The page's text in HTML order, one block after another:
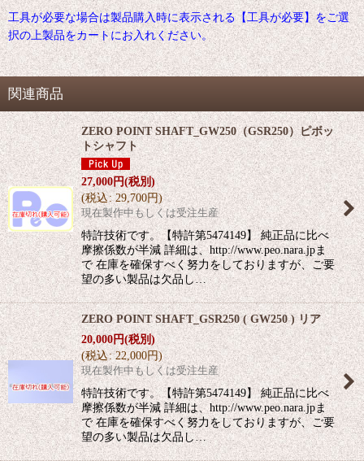
工具が必要な場合は製品購入時に表示される【工具が必要】をご選
択の上製品をカートにお入れください。
関連商品
ZERO POINT SHAFT_GW250（GSR250）ピボッ
トシャフト
27,000円(税別)
(税込: 29,700円)
現在製作中もしくは受注生産
特許技術です。【特許第5474149】 純正品に比べ
摩擦係数が半減 詳細は、http://www.peo.nara.jpま
で 在庫を確保すべく努力をしておりますが、ご要
望の多い製品は欠品し…
ZERO POINT SHAFT_GSR250 ( GW250 ) リア
20,000円(税別)
(税込: 22,000円)
現在製作中もしくは受注生産
特許技術です。【特許第5474149】 純正品に比べ
摩擦係数が半減 詳細は、http://www.peo.nara.jpま
で 在庫を確保すべく努力をしておりますが、ご要
望の多い製品は欠品し…